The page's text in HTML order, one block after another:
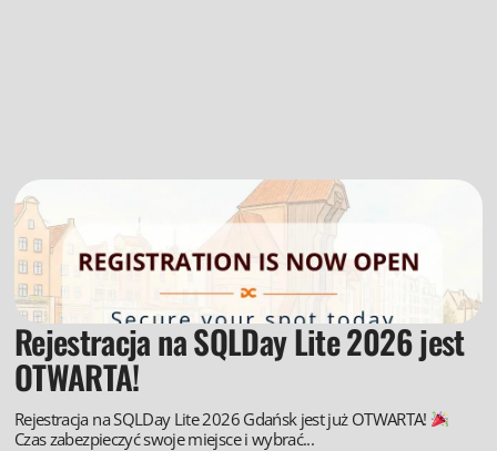
Rejestracja na SQLDay Lite 2026 jest
OTWARTA!
Rejestracja na SQLDay Lite 2026 Gdańsk jest już OTWARTA!
Czas zabezpieczyć swoje miejsce i wybrać...